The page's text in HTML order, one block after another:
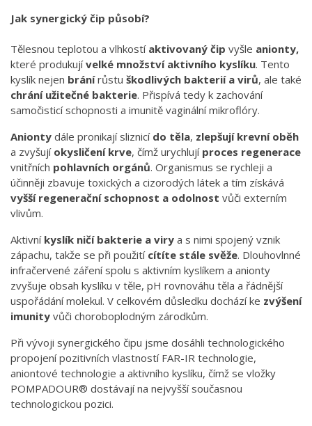
Jak synergický čip působí?
Tělesnou teplotou a vlhkostí aktivovaný čip vyšle anionty,
které produkujívelké množství aktivního kyslíku. Tento
kyslík nejen bránírůstu škodlivých bakterií a virů, ale také
chrání užitečné bakterie. Přispívá tedy k zachování
samočisticí schopnosti a imunitě vaginální mikroflóry.
Anionty dále pronikají sliznicí do těla, zlepšují krevní oběh
a zvyšují okysličení krve, čímž urychlují proces regenerace
vnitřních pohlavních orgánů. Organismus se rychleji a
účinněji zbavuje toxických a cizorodých látek a tím získává
vyšší regenerační schopnost a odolnost vůči externím
vlivům.
Aktivníkyslík ničí bakterie a viry a s nimi spojený vznik
zápachu, takže se při použití cítíte stále svěže. Dlouhovlnné
infračervené záření spolu s aktivním kyslíkem a anionty
zvyšuje obsah kyslíku v těle, pH rovnováhu těla a řádnější
uspořádání molekul. V celkovém důsledku dochází ke zvýšení
imunity vůči choroboplodným zárodkům.
Při vývoji synergického čipu jsme dosáhli technologického
propojení pozitivních vlastností FAR-IR technologie,
aniontové technologie a aktivního kyslíku, čímž se vložky
POMPADOUR® dostávají na nejvyšší současnou
technologickou pozici.